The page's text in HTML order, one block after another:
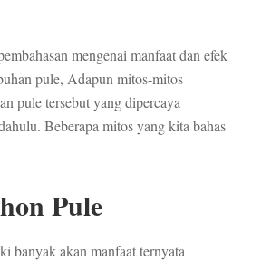
mengenai manfaat dan efek
pule, Adapun mitos-mitos
pule tersebut yang dipercaya
Beberapa mitos yang kita bahas
Pule
banyak akan manfaat ternyata